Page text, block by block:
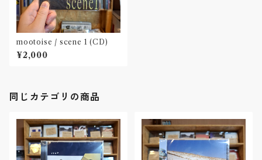
mootoise / scene 1 (CD)
¥2,000
同じカテゴリの商品